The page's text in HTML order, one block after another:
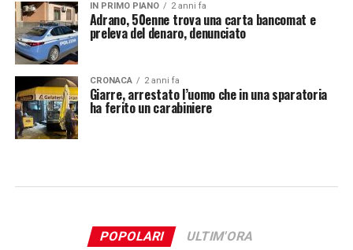
IN PRIMO PIANO 2 anni fa
Adrano, 50enne trova una carta bancomat e
preleva del denaro, denunciato
CRONACA 2 anni fa
Giarre, arrestato l’uomo che in una sparatoria
ha ferito un carabiniere
POPOLARI ULTIM'ORA